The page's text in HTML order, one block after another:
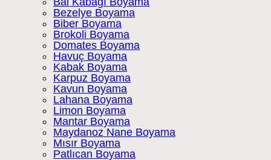
Bezelye Boyama
Biber Boyama
Brokoli Boyama
Domates Boyama
Havuç Boyama
Kabak Boyama
Karpuz Boyama
Kavun Boyama
Lahana Boyama
Limon Boyama
Mantar Boyama
Maydanoz Nane Boyama
Mısır Boyama
Patlıcan Boyama